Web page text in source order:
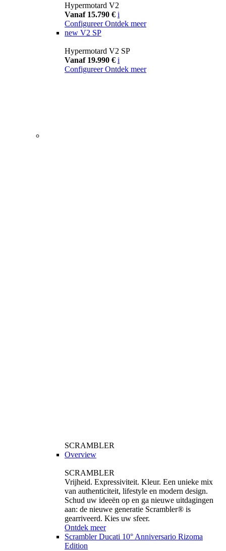
Hypermotard V2
Vanaf 15.790 € i
Configureer Ontdek meer
new V2 SP
Hypermotard V2 SP
Vanaf 19.990 € i
Configureer Ontdek meer
SCRAMBLER
Overview
SCRAMBLER
Vrijheid. Expressiviteit. Kleur. Een unieke mix
van authenticiteit, lifestyle en modern design.
Schud uw ideeën op en ga nieuwe uitdagingen
aan: de nieuwe generatie Scrambler® is
gearriveerd. Kies uw sfeer.
Ontdek meer
Scrambler Ducati 10° Anniversario Rizoma
Edition